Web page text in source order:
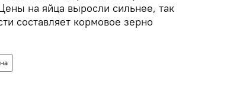
на яйца выросли сильнее, так
составляет кормовое зерно